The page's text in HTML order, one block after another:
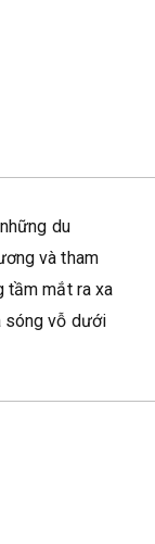
du
và tham
tầm mắt ra xa
sóng vỗ dưới